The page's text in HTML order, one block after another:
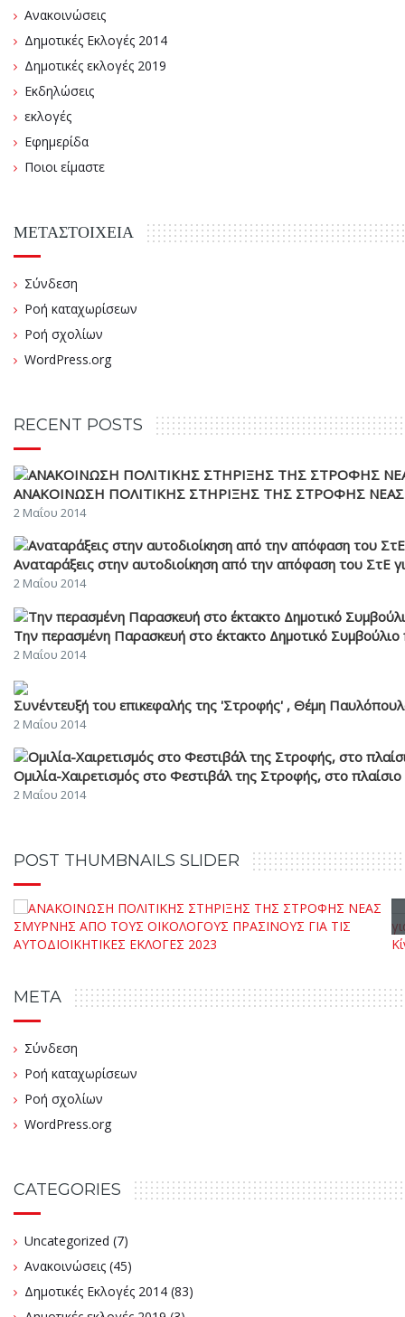
Ανακοινώσεις
Δημοτικές Εκλογές 2014
Δημοτικές εκλογές 2019
Εκδηλώσεις
εκλογές
Εφημερίδα
Ποιοι είμαστε
ΜΕΤΑΣΤΟΙΧΕΊΑ
Σύνδεση
Ροή καταχωρίσεων
Ροή σχολίων
WordPress.org
RECENT POSTS
ΑΝΑΚΟΙΝΩΣΗ ΠΟΛΙΤΙΚΗΣ ΣΤΗΡΙΞΗΣ ΤΗΣ ΣΤΡΟΦΗΣ
2 Μαΐου 2014
Αναταράξεις στην αυτοδιοίκηση από την απόφαση του
2 Μαΐου 2014
Την περασμένη Παρασκευή στο έκτακτο Δημοτικό Συμβούλιο
2 Μαΐου 2014
Συνέντευξή του επικεφαλής της 'Στροφής' , Θέμη
2 Μαΐου 2014
Ομιλία-Χαιρετισμός στο Φεστιβάλ της Στροφής, στο
2 Μαΐου 2014
POST THUMBNAILS SLIDER
META
Σύνδεση
Ροή καταχωρίσεων
Ροή σχολίων
WordPress.org
CATEGORIES
Uncategorized (7)
Ανακοινώσεις (45)
Δημοτικές Εκλογές 2014 (83)